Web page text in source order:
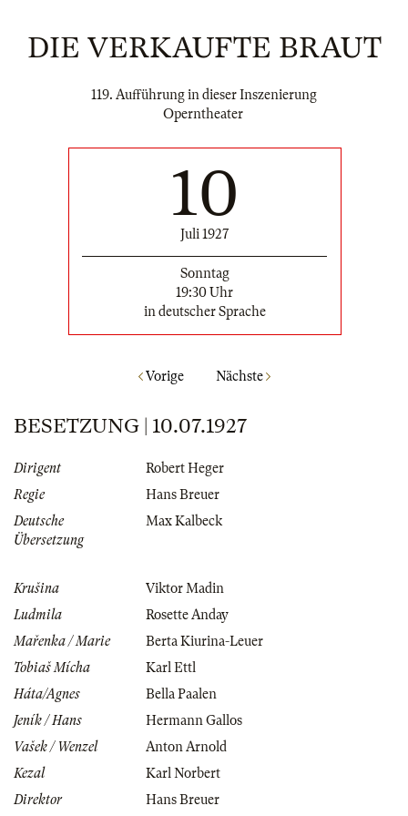
DIE VERKAUFTE BRAUT
119. Aufführung in dieser Inszenierung
Operntheater
10
Juli 1927
Sonntag
19:30 Uhr
in deutscher Sprache
Vorige Nächste
BESETZUNG | 10.07.1927
Dirigent
Robert Heger
Regie
Hans Breuer
Deutsche
Übersetzung
Max Kalbeck
Krušina
Viktor Madin
Ludmila
Rosette Anday
Mařenka / Marie
Berta Kiurina-Leuer
Tobiaš Mícha
Karl Ettl
Háta/Agnes
Bella Paalen
Jeník / Hans
Hermann Gallos
Vašek / Wenzel
Anton Arnold
Kezal
Karl Norbert
Direktor
Hans Breuer